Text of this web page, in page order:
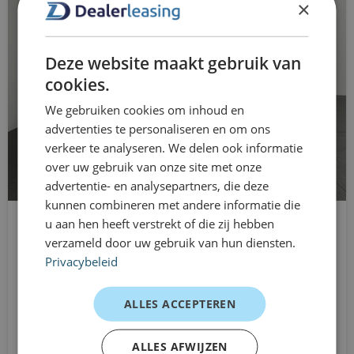
Diesel: gemiddeld rond 1 op 14 – 1 op 17, afhankelijk
van rijstijl en belading.
Werkelijk verbruik kan variëren met belading,
routeprofiel en verkeerssituaties.
Betrouwbaarheid en onderhoud
De Transit Custom heeft een solide reputatie binnen de
bedrijfswagenmarkt en is breed inzetbaar voor
dagelijkse zakelijke ritten.
Onderhoud en onderdelen zijn via grote
dealernetwerken breed beschikbaar.
Goed onderhoud volgens fabrieksinterval draagt bij
aan betrouwbaarheid en levensduur.
buitenspiegels elektrisch inklapbaar
buitenspiegels elektrisch verstel- en
verwarmbaar
buitenspiegels in carrosseriekleur
bumpers in carrosseriekleur
centrale deurvergrendeling met
afstandsbediening
connected services
DAB ontvanger
dimlichten automatisch
Driver Assistance Pack
MAN TGE
L3H3 Dubbele cabine
/mnd excl. btw
×
Deze website maakt gebruik van
cookies.
We gebruiken cookies om inhoud en
advertenties te personaliseren en om ons
verkeer te analyseren. We delen ook informatie
over uw gebruik van onze site met onze
advertentie- en analysepartners, die deze
kunnen combineren met andere informatie die
u aan hen heeft verstrekt of die zij hebben
verzameld door uw gebruik van hun diensten.
Privacybeleid
ALLES ACCEPTEREN
ALLES AFWIJZEN